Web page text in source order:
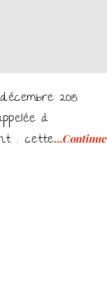
2015.
à
: cette…Continue